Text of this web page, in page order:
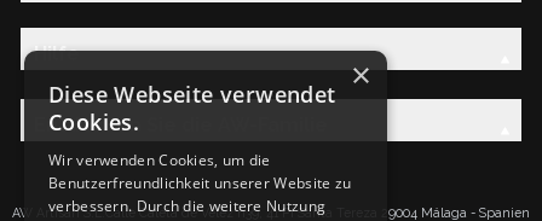
Hilfe
Entdecken Sie die AW-Familie
AW Artisan S.L.Calle Caleta de Velez n39, 41 PI Santa Tereza 29004 Málaga - Spanien
×
Diese Webseite verwendet
Cookies.
Wir verwenden Cookies, um die
Benutzerfreundlichkeit unserer Website zu
verbessern. Durch die weitere Nutzung